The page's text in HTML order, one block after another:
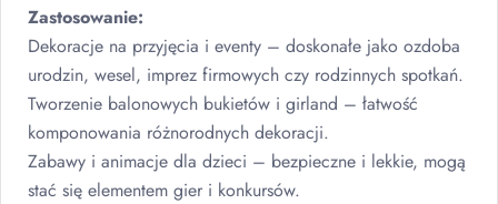
Zastosowanie:
Dekoracje na przyjęcia i eventy – doskonałe jako ozdoba
urodzin, wesel, imprez firmowych czy rodzinnych spotkań.
Tworzenie balonowych bukietów i girland – łatwość
komponowania różnorodnych dekoracji.
Zabawy i animacje dla dzieci – bezpieczne i lekkie, mogą
stać się elementem gier i konkursów.